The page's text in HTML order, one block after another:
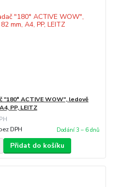
"180° ACTIVE WOW", ledově
PP, LEITZ
DPH Dodání 3 – 6 dnů
Přidat do košíku